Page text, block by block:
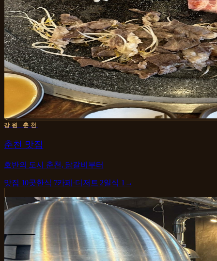
강원 춘천
춘천 맛집
호반의 도시 춘천, 닭갈비부터
맛집 10곳한식 7카페·디저트 2일식 1 →